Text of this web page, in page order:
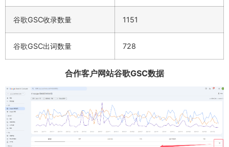
谷歌GSC收录数量 1151
谷歌GSC出词数量 728
合作客户网站谷歌GSC数据